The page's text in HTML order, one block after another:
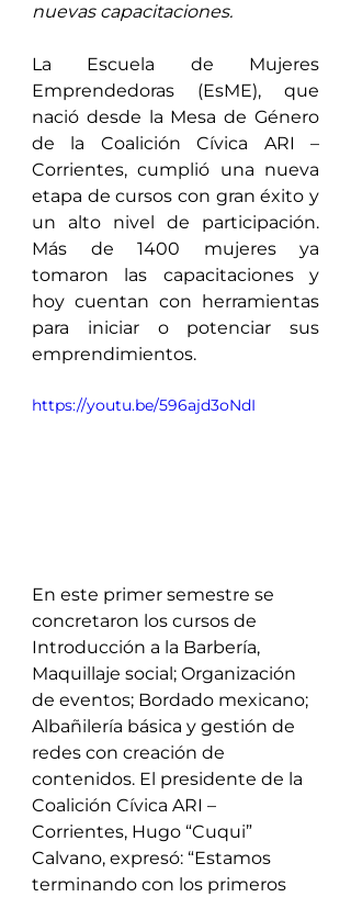
nuevas capacitaciones.
La Escuela de Mujeres
Emprendedoras (EsME), que
nació desde la Mesa de Género
de la Coalición Cívica ARI –
Corrientes, cumplió una nueva
etapa de cursos con gran éxito y
un alto nivel de participación.
Más de 1400 mujeres ya
tomaron las capacitaciones y
hoy cuentan con herramientas
para iniciar o potenciar sus
emprendimientos.
https://youtu.be/596ajd3oNdI
En este primer semestre se
concretaron los cursos de
Introducción a la Barbería,
Maquillaje social; Organización
de eventos; Bordado mexicano;
Albañilería básica y gestión de
redes con creación de
contenidos. El presidente de la
Coalición Cívica ARI –
Corrientes, Hugo “Cuqui”
Calvano, expresó: “Estamos
terminando con los primeros